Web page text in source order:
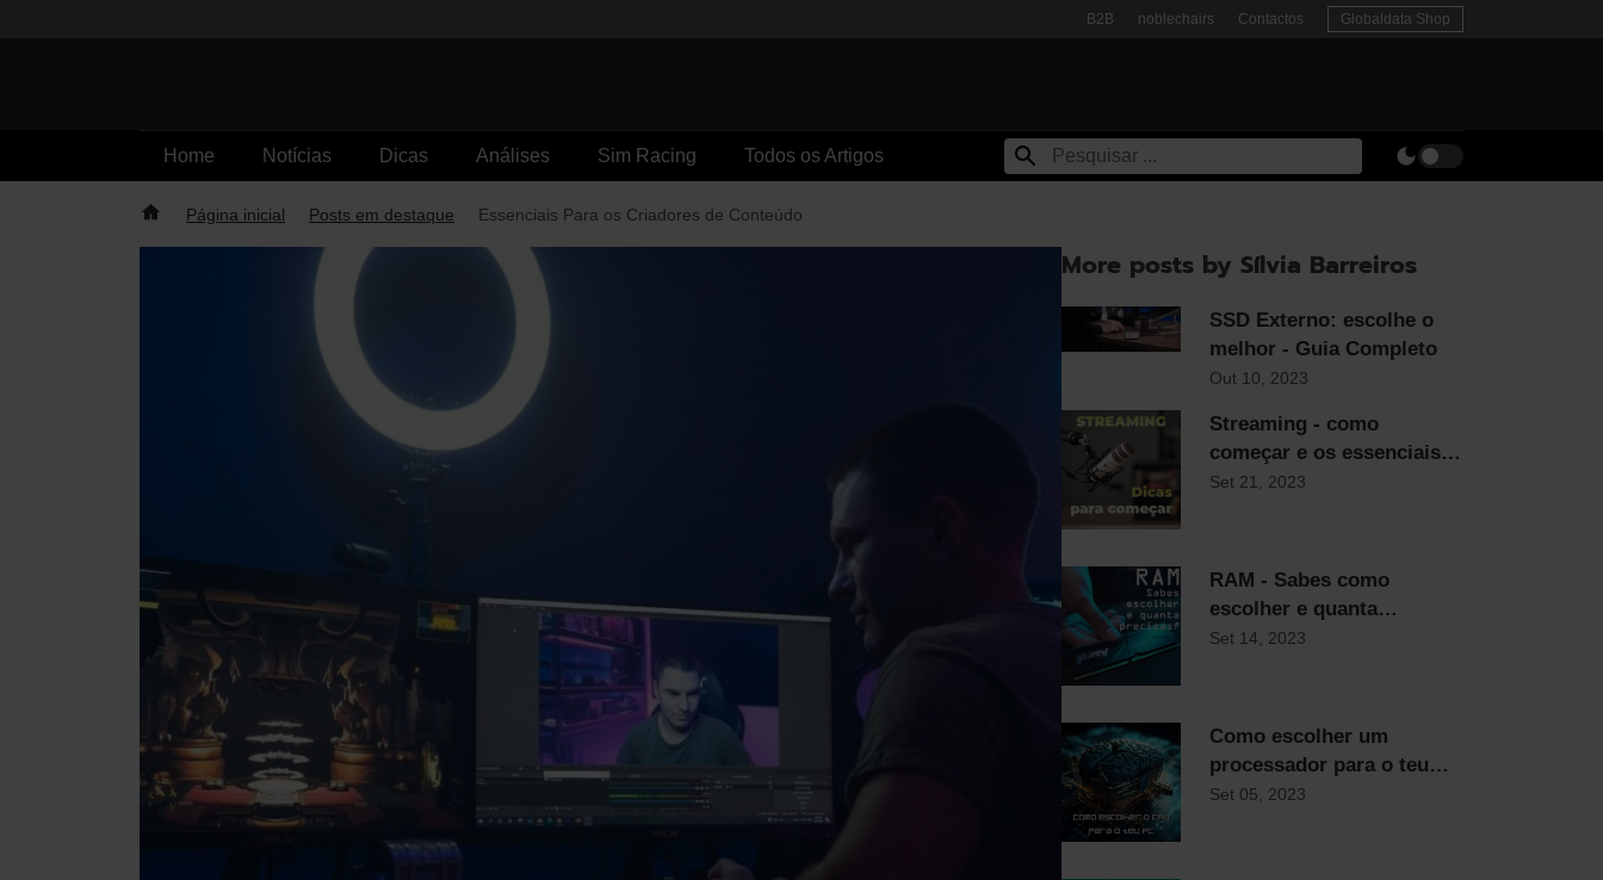
B2B noblechairs Contactos Globaldata Shop
Home Notícias Dicas Análises Sim Racing Todos os Artigos
Página inicial Posts em destaque Essenciais Para os Criadores de Conteúdo
More posts by Sílvia Barreiros
SSD Externo: escolhe o
melhor - Guia Completo
Out 10, 2023
Streaming - como
começar e os essenciais
para qualquer streamer
Set 21, 2023
RAM - Sabes como
escolher e quanta
precisas?
Set 14, 2023
Como escolher um
processador para o teu
computador
Set 05, 2023